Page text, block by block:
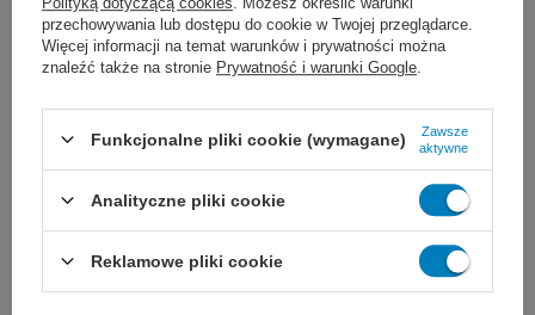
Proponujemy również:
przechowywania lub dostępu do cookie w Twojej przeglądarce.
Więcej informacji na temat warunków i prywatności można
znaleźć także na stronie Prywatność i warunki Google
Funkcjonalne pliki cookie (wymagane)
Zawsze
aktywne
Analityczne pliki cookie
Reklamowe pliki cookie